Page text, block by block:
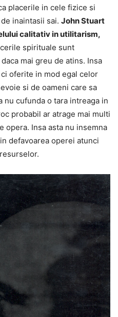
placerile in cele fizice si
inaintasii sai. John Stuart
calitativ in utilitarism,
spirituale sunt
mai greu de atins. Insa
oferite in mod egal celor
si de oameni care sa
nu cufunda o tara intreaga in
probabil ar atrage mai multi
opera. Insa asta nu insemna
defavoarea operei atunci